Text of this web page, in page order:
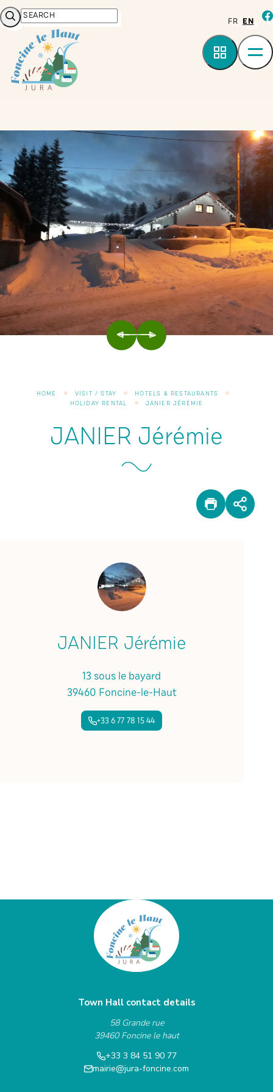
Search FR EN
PREVIOUS
NEXT
HOME VISIT / STAY
HOTELS & RESTAURANTS
HOLIDAY RENTAL
JANIER JÉRÉMIE
JANIER Jérémie
PRINT
JANIER Jérémie
13 sous le bayard
39460 Foncine-le-Haut
+33 6 77 78 15 44
Town Hall contact details
58 Grande rue
39460 Foncine le haut
+33 3 84 51 90 77
mairie@jura-foncine.com
Cookies management panel